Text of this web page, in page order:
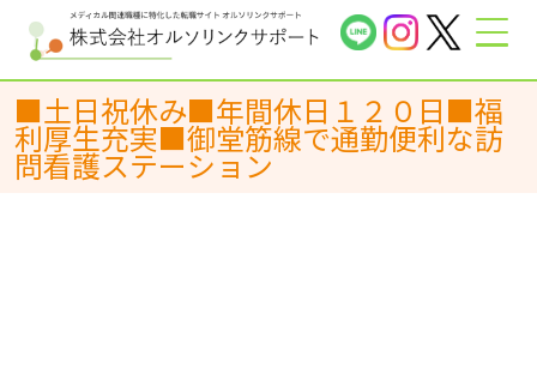
■土日祝休み■年間休日１２０日■福
利厚生充実■御堂筋線で通勤便利な訪
問看護ステーション